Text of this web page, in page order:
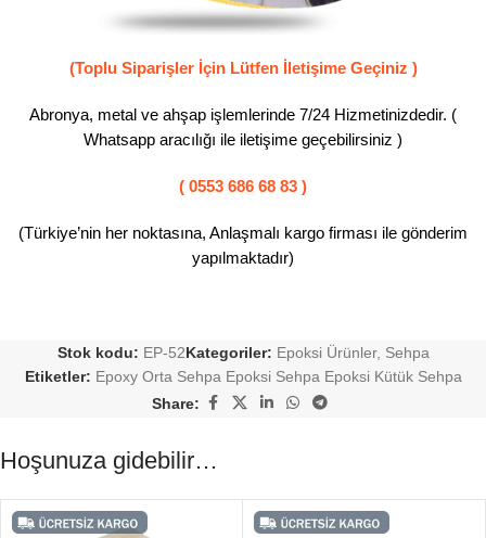
(Toplu Siparişler İçin Lütfen İletişime Geçiniz )
Abronya, metal ve ahşap işlemlerinde 7/24 Hizmetinizdedir. (
Whatsapp aracılığı ile iletişime geçebilirsiniz )
( 0553 686 68 83 )
(Türkiye’nin her noktasına, Anlaşmalı kargo firması ile gönderim
yapılmaktadır)
Stok kodu: EP-52Kategoriler: Epoksi Ürünler, Sehpa
Etiketler: Epoxy Orta Sehpa Epoksi Sehpa Epoksi Kütük Sehpa
Share:
Hoşunuza gidebilir…